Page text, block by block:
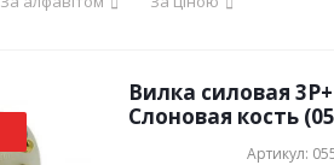
Вилка силовая
Слоновая кость
Артикул: